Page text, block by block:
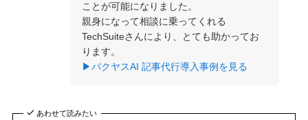
ことが可能になりました。
親身になって相談に乗ってくれる
TechSuiteさんにより、とても助かってお
ります。
▶バクヤスAI 記事代行導入事例を見る
あわせて読みたい